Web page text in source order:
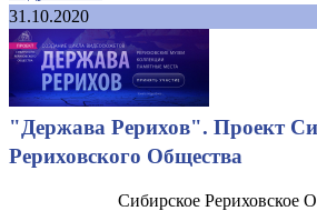
31.10.2020
"Держава Рерихов". Проект
Рериховского Общества
Сибирское Рериховское